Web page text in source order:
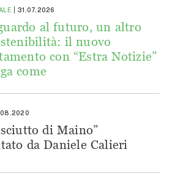
31.07.2026
al futuro, un altro
il nuovo
con “Estra Notizie”
come
di Maino”
da Daniele Calieri